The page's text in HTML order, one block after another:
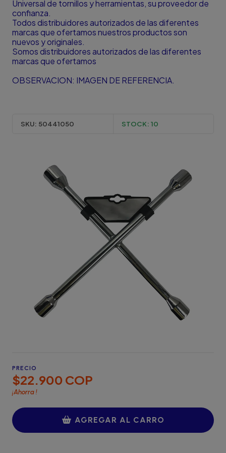
Universal de tornillos y herramientas, su proveedor de
confianza.
Todos distribuidores autorizados de las diferentes
marcas que ofertamos nuestros productos son
nuevos y originales.
Somos distribuidores autorizados de las diferentes
marcas que ofertamos
OBSERVACION: IMAGEN DE REFERENCIA.
SKU: 50441050 STOCK: 10
PRECIO
$22.900 COP
¡Ahorra!
AGREGAR AL CARRO